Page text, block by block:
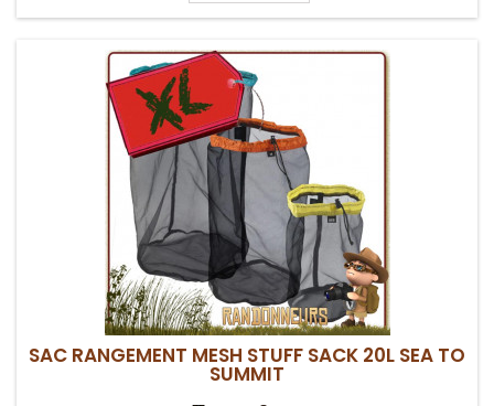
SAC RANGEMENT MESH STUFF SACK 20L SEA TO
SUMMIT